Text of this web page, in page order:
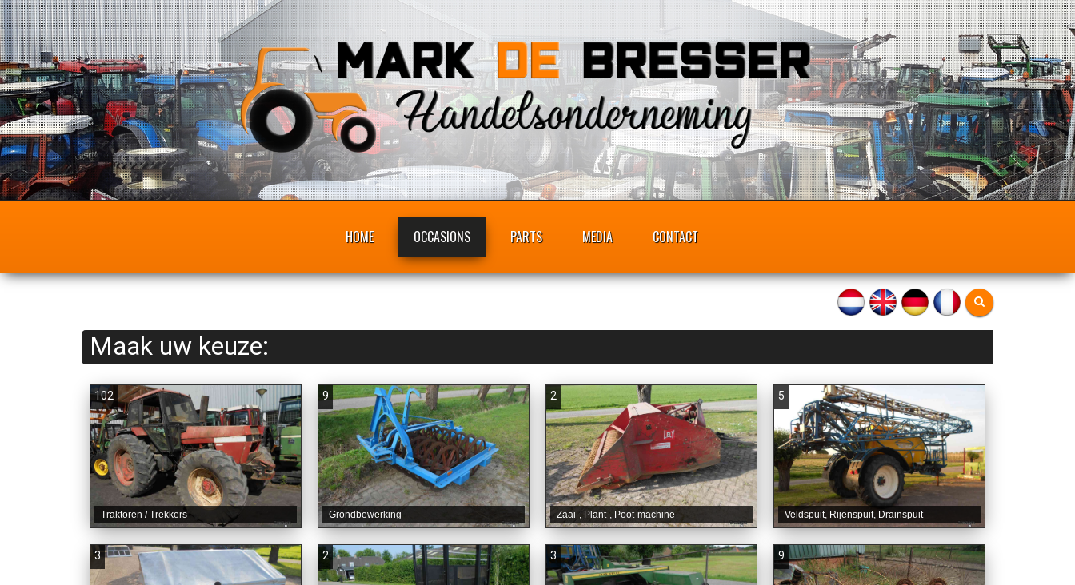
HOME OCCASIONS PARTS MEDIA CONTACT
Maak uw keuze:
102
Traktoren / Trekkers
9
Grondbewerking
2
Zaai-, Plant-, Poot-machine
5
Veldspuit, Rijenspuit, Drainspuit
3 2 3 9